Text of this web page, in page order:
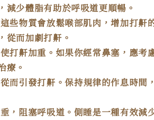
少體脂有助於呼吸道更順暢。
些物質會放鬆喉部肌肉，增加打鼾
從而加劇打鼾。
打鼾加重。如果你經常鼻塞，應考
療。
而引發打鼾。保持規律的作息時間，
，阻塞呼吸道。側睡是一種有效減